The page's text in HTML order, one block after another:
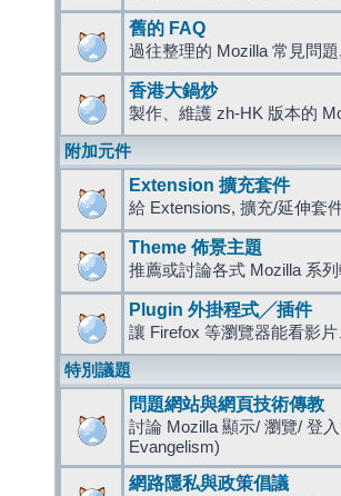
舊的 FAQ
過往整理的 Mozilla 常見問
香港大鍋炒
製作、維護 zh-HK 版本的
附加元件
Extension 擴充套件
給 Extensions, 擴充/延伸套
Theme 佈景主題
推薦或討論各式 Mozilla 系
Plugin 外掛程式╱插件
讓 Firefox 等瀏覽器能看影
特別議題
問題網站與網頁技術傳教
討論 Mozilla 顯示/ 瀏覽/ 登
Evangelism)
網路隱私與政策倡議